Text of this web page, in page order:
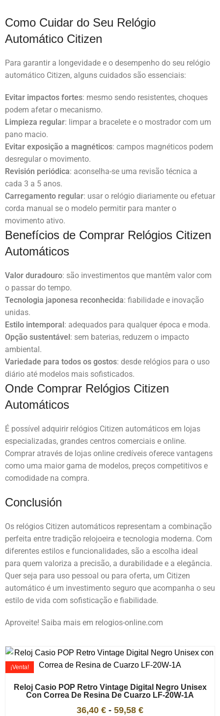
Como Cuidar do Seu Relógio
Automático Citizen
Para garantir a longevidade e o desempenho do seu relógio
automático Citizen, alguns cuidados são essenciais:
Evitar impactos fortes: mesmo sendo resistentes, choques
podem afetar o mecanismo.
Limpieza regular: limpar a bracelete e o mostrador com um
pano macio.
Evitar exposição a magnéticos: campos magnéticos podem
desregular o movimento.
Revisión periódica: aconselha-se uma revisão técnica a
cada 3 a 5 anos.
Carregamento regular: usar o relógio diariamente ou efetuar
corda manual se o modelo permitir para manter o
movimento ativo.
Benefícios de Comprar Relógios Citizen
Automáticos
Valor duradouro: são investimentos que mantêm valor com
o passar do tempo.
Tecnologia japonesa reconhecida: fiabilidade e inovação
unidas.
Estilo intemporal: adequados para qualquer época e moda.
Opção sustentável: sem baterias, reduzem o impacto
ambiental.
Variedade para todos os gostos: desde relógios para o uso
diário até modelos mais sofisticados.
Onde Comprar Relógios Citizen
Automáticos
É possível adquirir relógios Citizen automáticos em lojas
especializadas, grandes centros comerciais e online.
Comprar através de lojas online credíveis oferece vantagens
como uma maior gama de modelos, preços competitivos e
comodidade na compra.
Conclusión
Os relógios Citizen automáticos representam a combinação
perfeita entre tradição relojoeira e tecnologia moderna. Com
diferentes estilos e funcionalidades, são a escolha ideal
para quem valoriza a precisão, a durabilidade e a elegância.
Quer seja para uso pessoal ou para oferta, um Citizen
automático é um investimento seguro que acompanha o seu
estilo de vida com sofisticação e fiabilidade.
Aproveite! Saiba mais em relogios-online.com
Reloj Casio POP Retro Vintage Digital Negro Unisex
Con Correa De Resina De Cuarzo LF-20W-1A
¡Venta!
36,40 € - 59,58 €